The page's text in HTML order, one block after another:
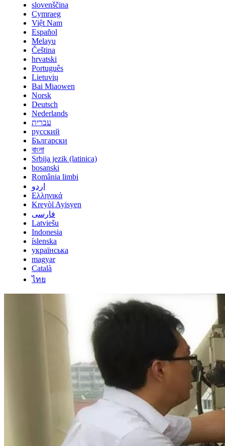
slovenščina
Cymraeg
Việt Nam
Español
Melayu
Čeština
hrvatski
Português
Lietuvių
Bai Miaowen
Norsk
Deutsch
Nederlands
עברית
русский
Български
বাংলা
Srbija jezik (latinica)
bosanski
România limbi
اردو
Ελληνικά
Kreyòl Ayisyen
فارسی
Latviešu
Indonesia
íslenska
українська
magyar
Català
ไทย